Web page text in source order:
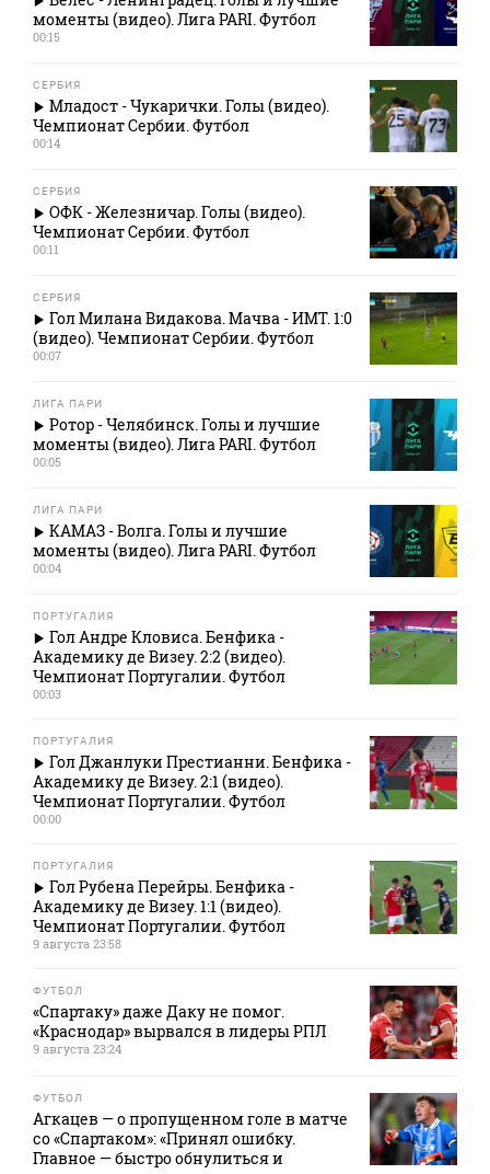
моменты (видео). Лига PARI. Футбол
00:15
СЕРБИЯ
Младост - Чукарички. Голы (видео).
Чемпионат Сербии. Футбол
00:14
СЕРБИЯ
ОФК - Железничар. Голы (видео).
Чемпионат Сербии. Футбол
00:11
СЕРБИЯ
Гол Милана Видакова. Мачва - ИМТ. 1:0
(видео). Чемпионат Сербии. Футбол
00:07
ЛИГА ПАРИ
Ротор - Челябинск. Голы и лучшие
моменты (видео). Лига PARI. Футбол
00:05
ЛИГА ПАРИ
КАМАЗ - Волга. Голы и лучшие
моменты (видео). Лига PARI. Футбол
00:04
ПОРТУГАЛИЯ
Гол Андре Кловиса. Бенфика -
Академику де Визеу. 2:2 (видео).
Чемпионат Португалии. Футбол
00:03
ПОРТУГАЛИЯ
Гол Джанлуки Престианни. Бенфика -
Академику де Визеу. 2:1 (видео).
Чемпионат Португалии. Футбол
00:00
ПОРТУГАЛИЯ
Гол Рубена Перейры. Бенфика -
Академику де Визеу. 1:1 (видео).
Чемпионат Португалии. Футбол
9 августа 23:58
ФУТБОЛ
«Спартаку» даже Даку не помог.
«Краснодар» вырвался в лидеры РПЛ
9 августа 23:24
ФУТБОЛ
Агкацев — о пропущенном голе в матче
со «Спартаком»: «Принял ошибку.
Главное — быстро обнулиться и